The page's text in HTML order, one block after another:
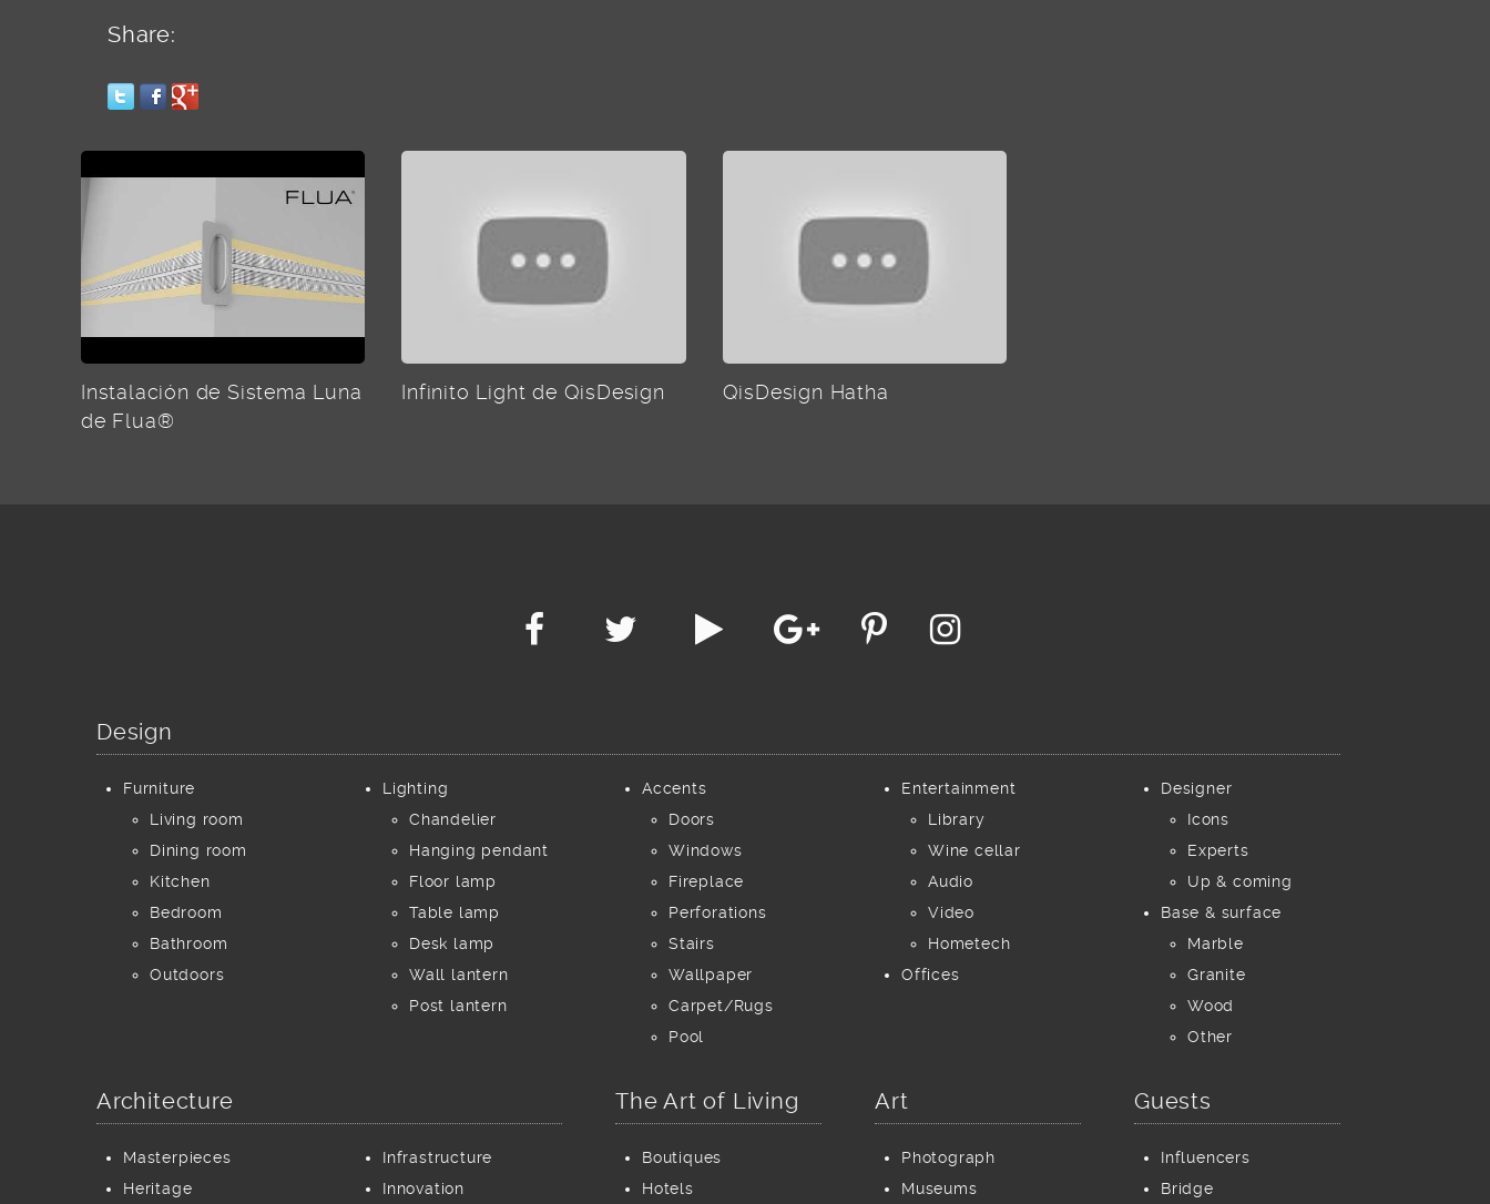
Share:
Instalación de Sistema Luna
de Flua®
Infinito Light de QisDesign QisDesign Hatha
Design
Furniture
Living room
Dining room
Kitchen
Bedroom
Bathroom
Outdoors
Lighting
Chandelier
Hanging pendant
Floor lamp
Table lamp
Desk lamp
Wall lantern
Post lantern
Accents
Doors
Windows
Fireplace
Perforations
Stairs
Wallpaper
Carpet/Rugs
Pool
Entertainment
Library
Wine cellar
Audio
Video
Hometech
Offices
Designer
Icons
Experts
Up & coming
Base & surface
Marble
Granite
Wood
Other
Architecture
Masterpieces
Heritage
Infrastructure
Innovation
The Art of Living
Boutiques
Hotels
Art
Photograph
Museums
Guests
Influencers
Bridge